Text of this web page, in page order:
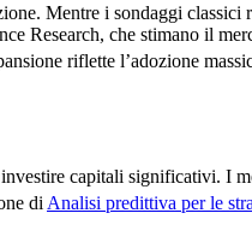
Mentre i sondaggi classici
Research, che stimano il
riflette l’adozione
capitali significativi. I
di Analisi predittiva per le